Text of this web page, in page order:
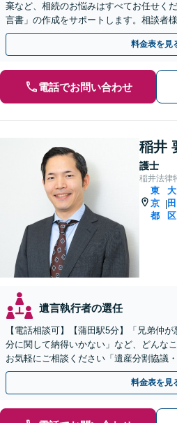
棄など、相続のお悩みはすべてお任せく
言書」の作成をサポートします。相談者
ご提案いたします。
料金表を見
電話でお問い合わせ
稲井
護士
稲井法律
東
京
都
|
大
田
区
遺言執行者の選任
【電話相談可】【蒲田駅5分】「兄弟仲
分に関して納得いかない」など、どんな
お気軽にご相談ください「遺産分割協議
遺留分侵害額請求／相続放棄／事業承継
料金表を見